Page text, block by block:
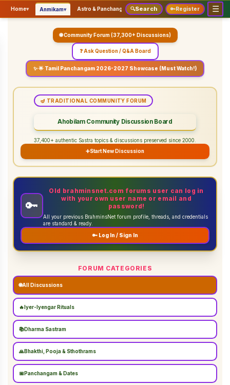
Home▾ Anmikam▾ Astro & Panchangam▾ Vaidhikam & Sastram▾
🔍Search 🔑Register ☰
🌐 Community Forum (37,300+ Discussions)
❓ Ask Question / Q&A Board
✨ 🌟 Tamil Panchangam 2026-2027 Showcase (Must Watch!)
🪔 TRADITIONAL COMMUNITY FORUM
Ahobilam Community Discussion Board
37,400+ authentic Sastra topics & discussions preserved since 2000.
➕Start New Discussion
🔑
Old brahminsnet.com forums user can log in
with your own user name or email and
password!
All your previous BrahminsNet forum profile, threads, and credentials
are standard & ready.
🔑 Log In / Sign In
FORUM CATEGORIES
🌐All Discussions
🔥 Iyer-Iyengar Rituals
📚Dharma Sastram
🙏Bhakthi, Pooja & Sthothrams
📅 Panchangam & Dates